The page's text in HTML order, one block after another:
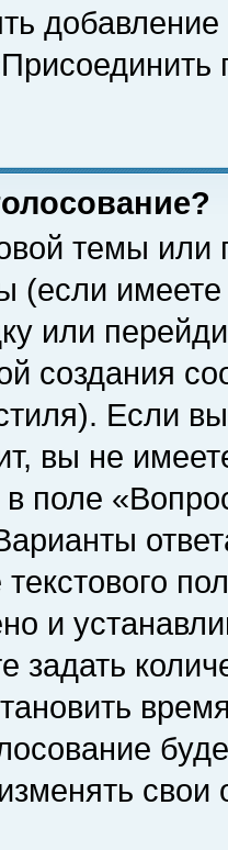
темы или
(если
или
создания
Если
вы не
в поле
текстового
и
задать
свои